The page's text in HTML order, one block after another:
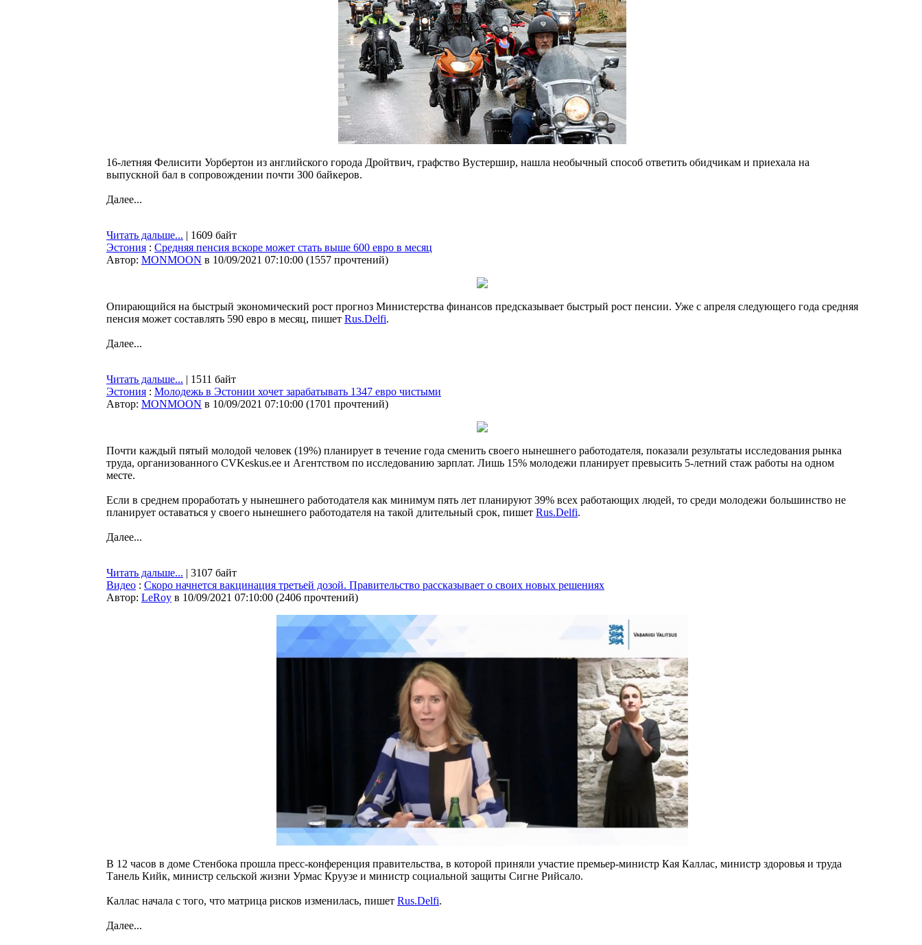
16-летняя Фелисити Уорбертон из английского города Дройтвич, графство Вустершир, нашла необычный способ ответить обидчикам и приехала на
выпускной бал в сопровождении почти 300 байкеров.
Далее...
Читать дальше... | 1609 байт
Эстония : Средняя пенсия вскоре может стать выше 600 евро в месяц
Автор: MONMOON в 10/09/2021 07:10:00 (1557 прочтений)
Опирающийся на быстрый экономический рост прогноз Министерства финансов предсказывает быстрый рост пенсии. Уже с апреля следующего года средняя
пенсия может составлять 590 евро в месяц, пишет Rus.Delfi.
Далее...
Читать дальше... | 1511 байт
Эстония : Молодежь в Эстонии хочет зарабатывать 1347 евро чистыми
Автор: MONMOON в 10/09/2021 07:10:00 (1701 прочтений)
Почти каждый пятый молодой человек (19%) планирует в течение года сменить своего нынешнего работодателя, показали результаты исследования рынка
труда, организованного CVKeskus.ee и Агентством по исследованию зарплат. Лишь 15% молодежи планирует превысить 5-летний стаж работы на одном
месте.
Если в среднем проработать у нынешнего работодателя как минимум пять лет планируют 39% всех работающих людей, то среди молодежи большинство не
планирует оставаться у своего нынешнего работодателя на такой длительный срок, пишет Rus.Delfi.
Далее...
Читать дальше... | 3107 байт
Видео : Скоро начнется вакцинация третьей дозой. Правительство рассказывает о своих новых решениях
Автор: LeRoy в 10/09/2021 07:10:00 (2406 прочтений)
В 12 часов в доме Стенбока прошла пресс-конференция правительства, в которой приняли участие премьер-министр Кая Каллас, министр здоровья и труда
Танель Кийк, министр сельской жизни Урмас Круузе и министр социальной защиты Сигне Рийсало.
Каллас начала с того, что матрица рисков изменилась, пишет Rus.Delfi.
Далее...